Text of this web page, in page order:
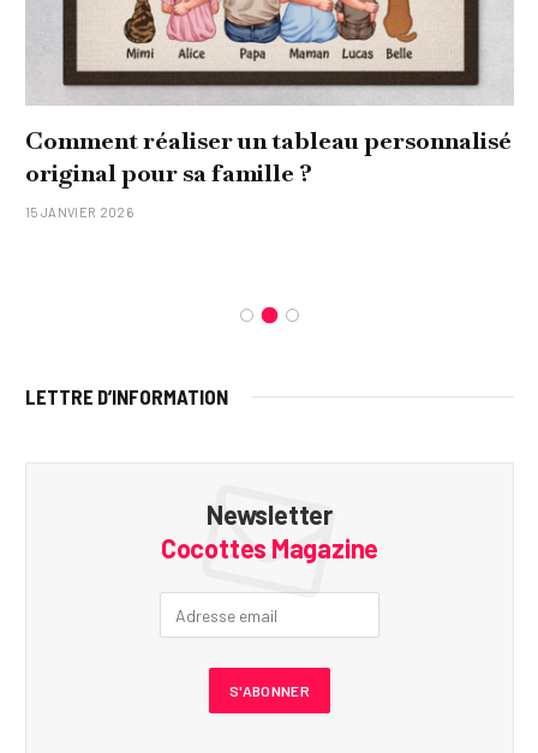
Comment réaliser un tableau personnalisé
original pour sa famille ?
15 JANVIER 2026
LETTRE D’INFORMATION
Newsletter
Cocottes Magazine